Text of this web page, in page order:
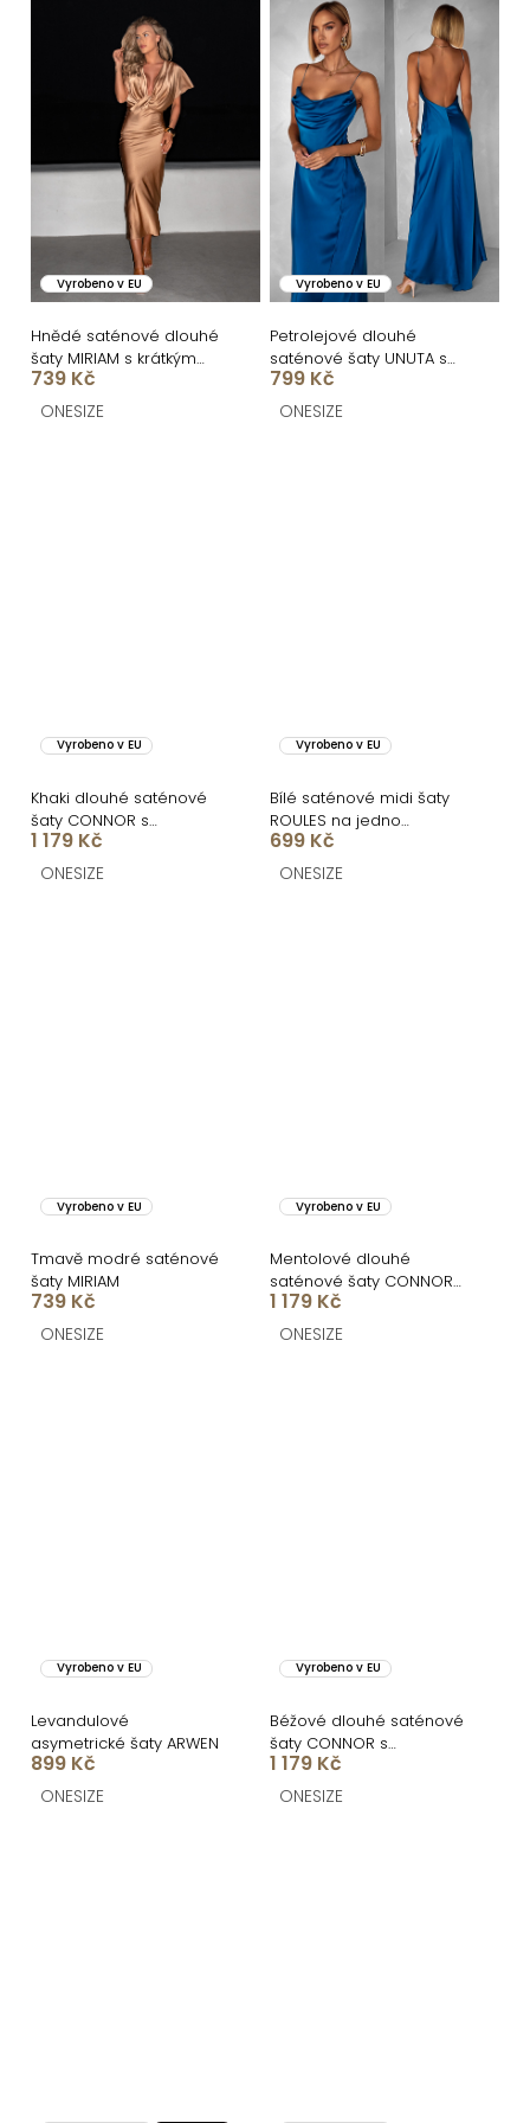
Vyrobeno v EU
Hnědé saténové dlouhé
šaty MIRIAM s krátkým
rukávem
739 Kč
ONESIZE
Vyrobeno v EU
Petrolejové dlouhé
saténové šaty UNUTA s
odhalenými zády
799 Kč
ONESIZE
Vyrobeno v EU
Khaki dlouhé saténové
šaty CONNOR s
rozparkem
1 179 Kč
ONESIZE
Vyrobeno v EU
Bílé saténové midi šaty
ROULES na jedno
rameno
699 Kč
ONESIZE
Vyrobeno v EU
Tmavě modré saténové
šaty MIRIAM
739 Kč
ONESIZE
Vyrobeno v EU
Mentolové dlouhé
saténové šaty CONNOR
na ramínka
1 179 Kč
ONESIZE
Vyrobeno v EU
Levandulové
asymetrické šaty ARWEN
899 Kč
ONESIZE
Vyrobeno v EU
Béžové dlouhé saténové
šaty CONNOR s
rozparkem
1 179 Kč
ONESIZE